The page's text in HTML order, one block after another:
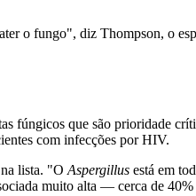
o fungo", diz Thompson, o
fúngicos que são prioridade
com infecções por HIV.
lista. "O Aspergillus está em
muito alta — cerca de